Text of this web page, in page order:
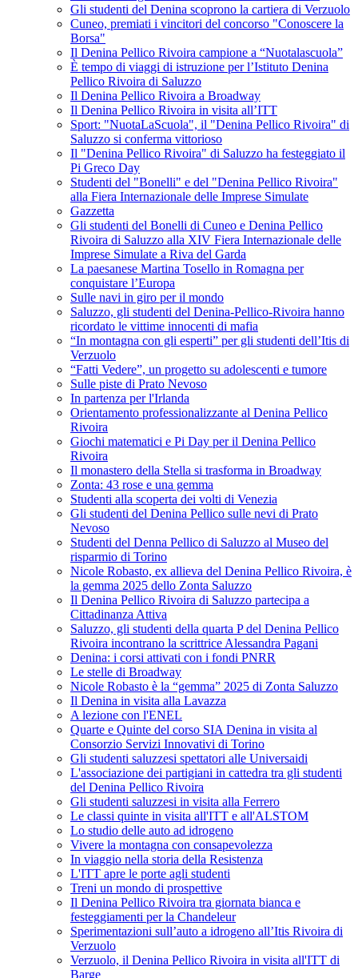
Gli studenti del Denina scoprono la cartiera di Verzuolo
Cuneo, premiati i vincitori del concorso "Conoscere la
Borsa"
Il Denina Pellico Rivoira campione a “Nuotalascuola”
È tempo di viaggi di istruzione per l’Istituto Denina
Pellico Rivoira di Saluzzo
Il Denina Pellico Rivoira a Broadway
Il Denina Pellico Rivoira in visita all’ITT
Sport: "NuotaLaScuola", il "Denina Pellico Rivoira" di
Saluzzo si conferma vittorioso
Il "Denina Pellico Rivoira" di Saluzzo ha festeggiato il
Pi Greco Day
Studenti del "Bonelli" e del "Denina Pellico Rivoira"
alla Fiera Internazionale delle Imprese Simulate
Gazzetta
Gli studenti del Bonelli di Cuneo e Denina Pellico
Rivoira di Saluzzo alla XIV Fiera Internazionale delle
Imprese Simulate a Riva del Garda
La paesanese Martina Tosello in Romagna per
conquistare l’Europa
Sulle navi in giro per il mondo
Saluzzo, gli studenti del Denina-Pellico-Rivoira hanno
ricordato le vittime innocenti di mafia
“In montagna con gli esperti” per gli studenti dell’Itis di
Verzuolo
“Fatti Vedere”, un progetto su adolescenti e tumore
Sulle piste di Prato Nevoso
In partenza per l'Irlanda
Orientamento professionalizzante al Denina Pellico
Rivoira
Giochi matematici e Pi Day per il Denina Pellico
Rivoira
Il monastero della Stella si trasforma in Broadway
Zonta: 43 rose e una gemma
Studenti alla scoperta dei volti di Venezia
Gli studenti del Denina Pellico sulle nevi di Prato
Nevoso
Studenti del Denna Pellico di Saluzzo al Museo del
risparmio di Torino
Nicole Robasto, ex allieva del Denina Pellico Rivoira, è
la gemma 2025 dello Zonta Saluzzo
Il Denina Pellico Rivoira di Saluzzo partecipa a
Cittadinanza Attiva
Saluzzo, gli studenti della quarta P del Denina Pellico
Rivoira incontrano la scrittrice Alessandra Pagani
Denina: i corsi attivati con i fondi PNRR
Le stelle di Broadway
Nicole Robasto è la “gemma” 2025 di Zonta Saluzzo
Il Denina in visita alla Lavazza
A lezione con l'ENEL
Quarte e Quinte del corso SIA Denina in visita al
Consorzio Servizi Innovativi di Torino
Gli studenti saluzzesi spettatori alle Universaidi
L'associazione dei partigiani in cattedra tra gli studenti
del Denina Pellico Rivoira
Gli studenti saluzzesi in visita alla Ferrero
Le classi quinte in visita all'ITT e all'ALSTOM
Lo studio delle auto ad idrogeno
Vivere la montagna con consapevolezza
In viaggio nella storia della Resistenza
L'ITT apre le porte agli studenti
Treni un mondo di prospettive
Il Denina Pellico Rivoira tra giornata bianca e
festeggiamenti per la Chandeleur
Sperimentazioni sull’auto a idrogeno all’Itis Rivoira di
Verzuolo
Verzuolo, il Denina Pellico Rivoira in visita all'ITT di
Barge